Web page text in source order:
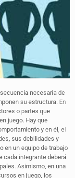
necesaria de
su estructura. En
o partes que
juego. Hay que
y en él, el
sus debilidades y
en un equipo de trabajo
cada integrante deberá
Asimismo, en una
en juego, los